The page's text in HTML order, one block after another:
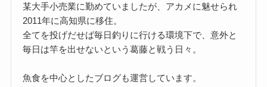
某大手小売業に勤めていましたが、アカメに魅せられ
2011年に高知県に移住。
全てを投げだせば毎日釣りに行ける環境下で、意外と
毎日は竿を出せないという葛藤と戦う日々。
魚食を中心としたブログも運営しています。